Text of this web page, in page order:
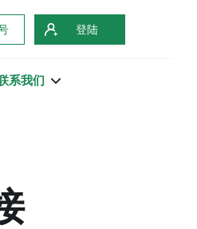
登陆
系我们